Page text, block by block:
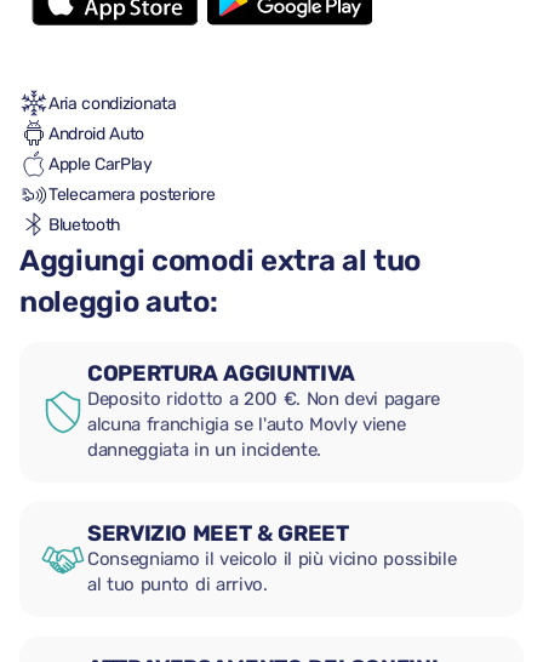
3 valigie grandi
Aria condizionata
Android Auto
Apple CarPlay
Telecamera posteriore
Bluetooth
Aggiungi comodi extra al tuo
noleggio auto:
COPERTURA AGGIUNTIVA
Deposito ridotto a 200 €. Non devi pagare
alcuna franchigia se l'auto Movly viene
danneggiata in un incidente.
SERVIZIO MEET & GREET
Consegniamo il veicolo il più vicino possibile
al tuo punto di arrivo.